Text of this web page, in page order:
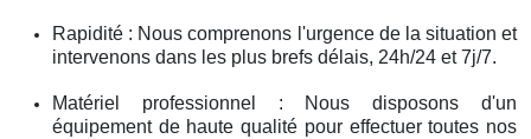
Rapidité : Nous comprenons l'urgence de la situation et
intervenons dans les plus brefs délais, 24h/24 et 7j/7.
Matériel professionnel : Nous disposons d'un
équipement de haute qualité pour effectuer toutes nos